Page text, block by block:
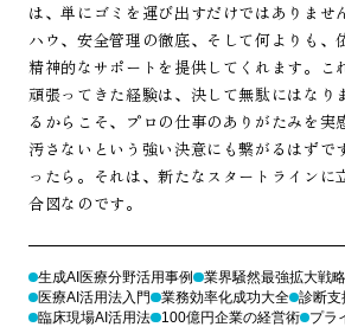
は、単にゴミを運び出すだけではありませ
ハウ、安全管理の徹底、そして何よりも、
精神的なサポートを提供してくれます。こ
頑張ってきた経験は、決して無駄にはなり
るからこそ、プロの仕事のありがたみを実
汚さないという強い決意にも繋がるはずで
ったら。それは、新たなスタートラインに
合図なのです。
生成AI医療分野活用事例 業界騒然最強拡大戦略
医療AI活用法入門 業務効率化成功大全 診断支
臨床現場AI活用法 100億円企業の経営術
プラ